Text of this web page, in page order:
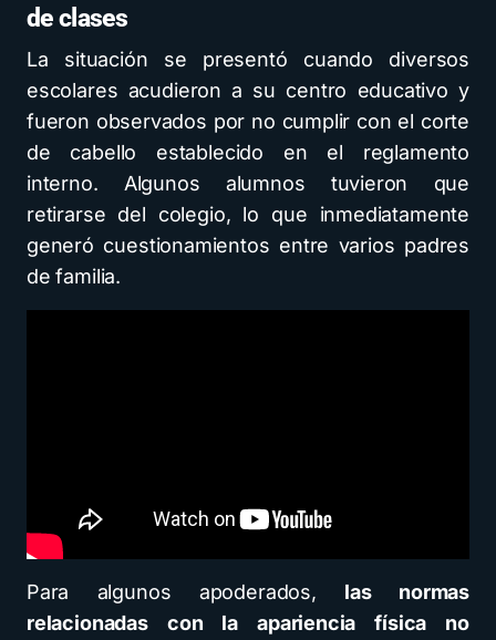
de clases
La situación se presentó cuando diversos
escolares acudieron a su centro educativo y
fueron observados por no cumplir con el corte
de cabello establecido en el reglamento
interno. Algunos alumnos tuvieron que
retirarse del colegio, lo que inmediatamente
generó cuestionamientos entre varios padres
de familia.
Para algunos apoderados, las normas
relacionadas con la apariencia física no